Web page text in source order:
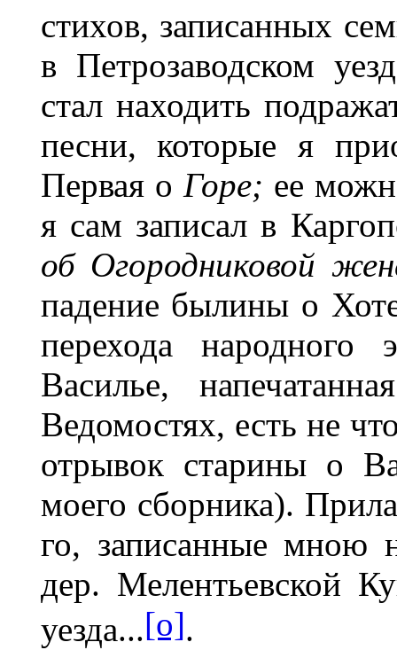
стихов, записанных
в Петрозаводском
стал находить
песни, которые я
Первая о Горе; ее
я сам записал в
об Огородниковой
падение былины о
перехода
Василье,
Ведомостях, есть не
отрывок старины о
моего сборника).
го, записанные мною
дер. Мелентьевской
уезда...[o].